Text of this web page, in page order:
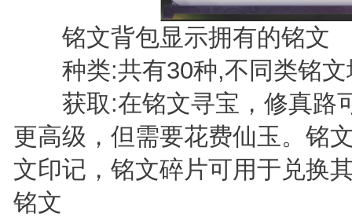
铭文背包显示拥有的铭文
种类:共有30种,不同类铭文
获取:在铭文寻宝，修真路
更高级，但需要花费仙玉。铭
文印记，铭文碎片可用于兑换
铭文